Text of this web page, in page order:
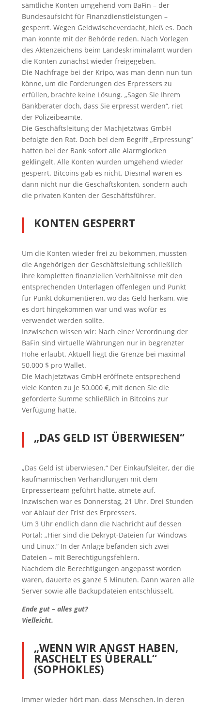
sämtliche Konten umgehend vom BaFin – der
Bundesaufsicht für Finanzdienstleistungen –
gesperrt. Wegen Geldwäscheverdacht, hieß es. Doch
man konnte mit der Behörde reden. Nach Vorlegen
des Aktenzeichens beim Landeskriminalamt wurden
die Konten zunächst wieder freigegeben.
Die Nachfrage bei der Kripo, was man denn nun tun
könne, um die Forderungen des Erpressers zu
erfüllen, brachte keine Lösung. „Sagen Sie Ihrem
Bankberater doch, dass Sie erpresst werden“, riet
der Polizeibeamte.
Die Geschäftsleitung der Machjetztwas GmbH
befolgte den Rat. Doch bei dem Begriff „Erpressung“
hatten bei der Bank sofort alle Alarmglocken
geklingelt. Alle Konten wurden umgehend wieder
gesperrt. Bitcoins gab es nicht. Diesmal waren es
dann nicht nur die Geschäftskonten, sondern auch
die privaten Konten der Geschäftsführer.
KONTEN GESPERRT
Um die Konten wieder frei zu bekommen, mussten
die Angehörigen der Geschäftsleitung schließlich
ihre kompletten finanziellen Verhältnisse mit den
entsprechenden Unterlagen offenlegen und Punkt
für Punkt dokumentieren, wo das Geld herkam, wie
es dort hingekommen war und was wofür es
verwendet werden sollte.
Inzwischen wissen wir: Nach einer Verordnung der
BaFin sind virtuelle Währungen nur in begrenzter
Höhe erlaubt. Aktuell liegt die Grenze bei maximal
50.000 $ pro Wallet.
Die Machjetztwas GmbH eröffnete entsprechend
viele Konten zu je 50.000 €, mit denen Sie die
geforderte Summe schließlich in Bitcoins zur
Verfügung hatte.
„DAS GELD IST ÜBERWIESEN“
„Das Geld ist überwiesen.“ Der Einkaufsleiter, der die
kaufmännischen Verhandlungen mit dem
Erpresserteam geführt hatte, atmete auf.
Inzwischen war es Donnerstag, 21 Uhr. Drei Stunden
vor Ablauf der Frist des Erpressers.
Um 3 Uhr endlich dann die Nachricht auf dessen
Portal: „Hier sind die Dekrypt-Dateien für Windows
und Linux.“ In der Anlage befanden sich zwei
Dateien – mit Berechtigungsfehlern.
Nachdem die Berechtigungen angepasst worden
waren, dauerte es ganze 5 Minuten. Dann waren alle
Server sowie alle Backupdateien entschlüsselt.
Ende gut – alles gut?
Vielleicht.
„WENN WIR ANGST HABEN,
RASCHELT ES ÜBERALL“
(SOPHOKLES)
Immer wieder hört man, dass Menschen, in deren